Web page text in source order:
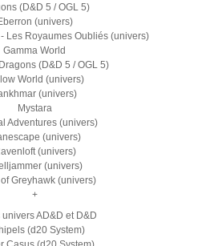
(D&D 5 / OGL 5)
(univers)
Les Royaumes Oubliés (univers)
Gamma World
(D&D 5 / OGL 5)
World (univers)
(univers)
Mystara
Adventures (univers)
(univers)
(univers)
(univers)
Greyhawk (univers)
+
univers AD&D et D&D
(d20 System)